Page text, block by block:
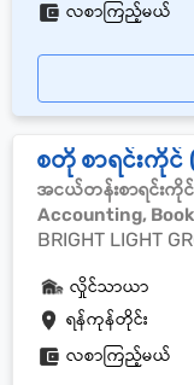
လစာကြည့်မယ်
စတို စာရင်းကိုင် (
အငယ်တန်းစာရင်းကိုင်
Accounting,
BRIGHT LIGHT
ရန်ကုန်တိုင်း
လှိုင်သာယာ
လစာကြည့်မယ်